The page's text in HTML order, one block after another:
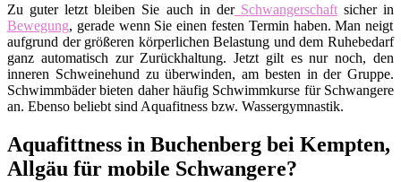
Zu guter letzt bleiben Sie auch in derSchwangerschaftsicher in
Bewegung, gerade wenn Sie einen festen Termin haben. Man neigt
aufgrund der größeren körperlichen Belastung und dem Ruhebedarf
ganz automatisch zur Zurückhaltung. Jetzt gilt es nur noch, den
inneren Schweinehund zu überwinden, am besten in der Gruppe.
Schwimmbäder bieten daher häufig Schwimmkurse für Schwangere
an. Ebenso beliebt sind Aquafitness bzw. Wassergymnastik.
Aquafittness in Buchenberg bei Kempten,
Allgäu für mobile Schwangere?